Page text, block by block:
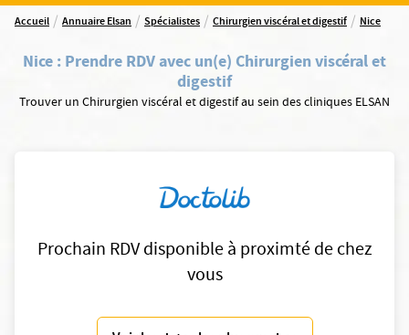
Accueil / Annuaire Elsan / Spécialistes / Chirurgien viscéral et digestif / Nice
Nice : Prendre RDV avec un(e) Chirurgien viscéral et
digestif
Trouver un Chirurgien viscéral et digestif au sein des cliniques ELSAN
Prochain RDV disponible à proximté de chez
vous